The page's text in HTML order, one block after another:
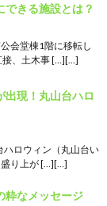
できる施設とは？
会堂棟1階に移転し
接、土木事 […][…]
出現！丸山台ハロ
ロウィン（丸山台い
盛り上が […][…]
粋なメッセージ